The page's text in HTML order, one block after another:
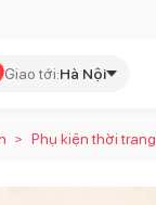
Giao tới:Hà Nội
> Phụ kiện thời trang